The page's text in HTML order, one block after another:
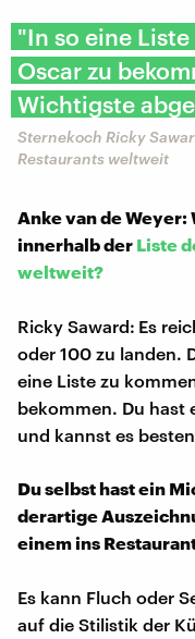
"In so eine
Oscar zu
Wichtigste
Sternekoch Ricky
Restaurants weltweit
Anke van de
innerhalb der Liste
weltweit?
Ricky Saward: Es
oder 100 zu landen.
eine Liste zu
bekommen. Du hast
und kannst es
Du selbst hast ein
derartige
einem ins
Es kann Fluch oder
auf die Stilistik der